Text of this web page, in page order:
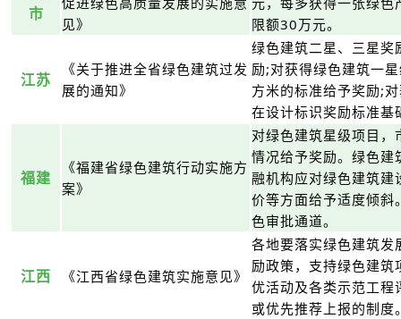
市
见》
限额30万元。
江苏
《关于推进全省绿色建筑过发
展的通知》
绿色建筑二星、三星
励;对获得绿色建筑一
方米的标准给予奖励;
在设计标识奖励标准
福建
《福建省绿色建筑行动实施方
案》
对绿色建筑星级项目
情况给予奖励。绿色
融机构应对绿色建筑
价等方面给予适度倾
色审批通道。
江西 《江西省绿色建筑实施意见》
各地要落实绿色建筑
励政策，支持绿色建
优活动及各类示范工
或优先推荐上报的制度